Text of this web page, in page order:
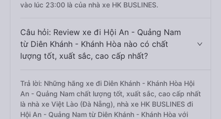
vào lúc 23:00 là của nhà xe HK BUSLINES.
Câu hỏi: Review xe đi Hội An - Quảng Nam
từ Diên Khánh - Khánh Hòa nào có chất
lượng tốt, xuất sắc, cao cấp nhất?
Trả lời: Những hãng xe đi Diên Khánh - Khánh Hòa Hội
An - Quảng Nam chất lượng tốt, xuất sắc, cao cấp nhất
là nhà xe Việt Lào (Đà Nẵng), nhà xe HK BUSLINES đi
Hội An - Quảng Nam từ Diên Khánh - Khánh Hòa với